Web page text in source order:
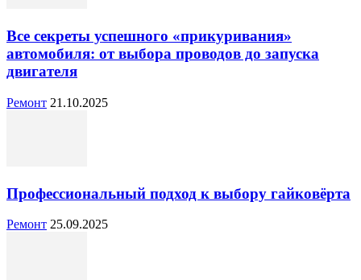
Все секреты успешного «прикуривания»
автомобиля: от выбора проводов до запуска
двигателя
Ремонт 21.10.2025
Профессиональный подход к выбору гайковёрта
Ремонт 25.09.2025